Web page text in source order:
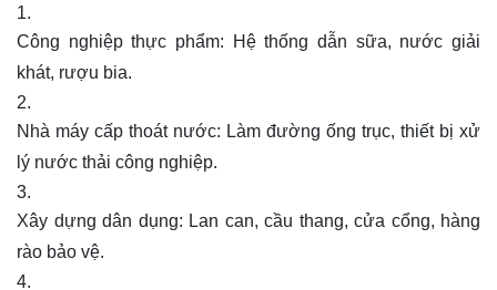
Công nghiệp thực phẩm: Hệ thống dẫn sữa, nước giải
khát, rượu bia.
Nhà máy cấp thoát nước: Làm đường ống trục, thiết bị xử
lý nước thải công nghiệp.
Xây dựng dân dụng: Lan can, cầu thang, cửa cổng, hàng
rào bảo vệ.